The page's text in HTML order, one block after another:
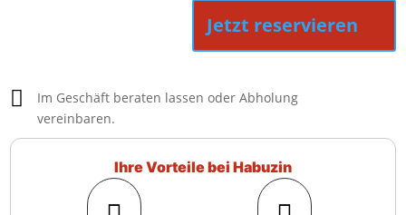
Jetzt reservieren

Im Geschäft beraten lassen oder Abholung
vereinbaren.
Ihre Vorteile bei Habuzin